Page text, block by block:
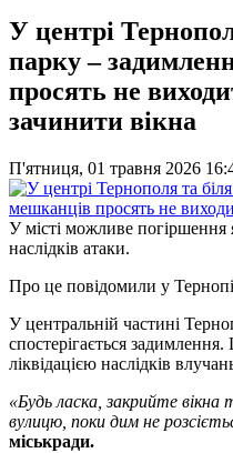
У центрі
парку –
просять не
зачинити вікна
П'ятниця, 01 травня 2026
У місті можливе погіршення
наслідків атаки.
Про це повідомили у
У центральній частині
спостерігається
ліквідацією наслідків
«Будь ласка, закрийте
вулицю, поки дим не
міськради.